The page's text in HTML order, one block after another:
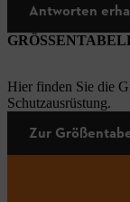
Antworten
Hier finden Sie die
Schutzausrüstung.
Zur